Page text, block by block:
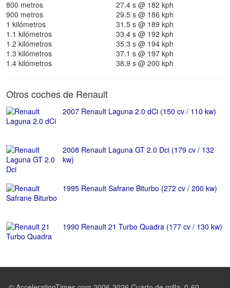
800 metros
27.4 s @ 182 kph
900 metros
29.5 s @ 186 kph
1 kilómetros
31.5 s @ 189 kph
1.1 kilómetros
33.4 s @ 192 kph
1.2 kilómetros
35.3 s @ 194 kph
1.3 kilómetros
37.1 s @ 197 kph
1.4 kilómetros
38.9 s @ 200 kph
Otros coches de Renault
2007 Renault Laguna 2.0 dCi (150 cv / 110 kw)
2008 Renault Laguna GT 2.0 Dci (179 cv / 132
kw)
1995 Renault Safrane Biturbo (272 cv / 200 kw)
1990 Renault 21 Turbo Quadra (177 cv / 130 kw)